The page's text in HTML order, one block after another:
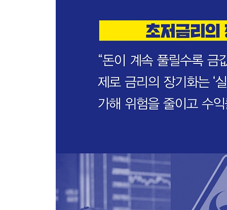
-저금리 기조와 과도한 부채가 가져올 결과
-부채 해결의 세 가지 방법
-부채를 녹여버리는 인플레이션의 마법
-초저금리의 장기화와 금 투자의 매력
PART 4 최종 정리 편
위기에 강한 자산에 투자하라
-미국의 차별적 성장과 전 세계적 경기 둔화
-한계에 부딪힌 성장이 가져올 시나리오
-나쁜 인플레이션이 가져올 시나리오